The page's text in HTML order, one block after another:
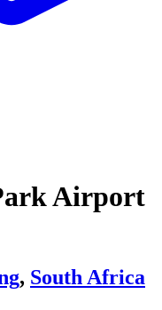
Airport
, South Africa